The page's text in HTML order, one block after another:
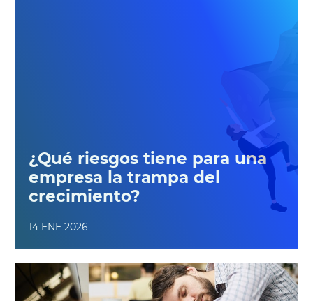
¿Qué riesgos tiene para una
empresa la trampa del
crecimiento?
14 ENE 2026